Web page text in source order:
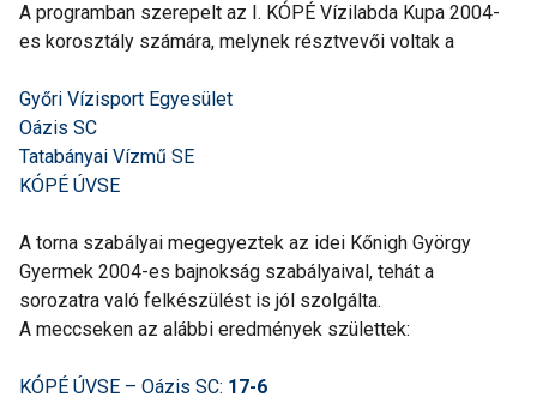
A programban szerepelt az I. KÓPÉ Vízilabda Kupa 2004-
es korosztály számára, melynek résztvevői voltak a
Győri Vízisport Egyesület
Oázis SC
Tatabányai Vízmű SE
KÓPÉ ÚVSE
A torna szabályai megegyeztek az idei Kőnigh György
Gyermek 2004-es bajnokság szabályaival, tehát a
sorozatra való felkészülést is jól szolgálta.
A meccseken az alábbi eredmények születtek:
KÓPÉ ÚVSE – Oázis SC: 17-6